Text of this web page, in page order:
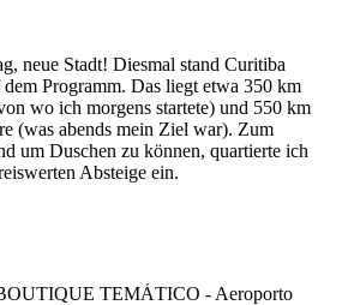
neue Stadt! Diesmal stand Curitiba
Programm. Das liegt etwa 350 km
wo ich morgens startete) und 550 km
(was abends mein Ziel war). Zum
um Duschen zu können, quartierte ich
Absteige ein.
TEMÁTICO - Aeroporto